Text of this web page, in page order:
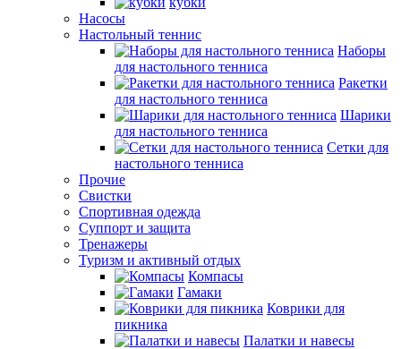
Насосы
Настольный теннис
Наборы
для настольного тенниса
Ракетки
для настольного тенниса
Шарики
для настольного тенниса
Сетки для
настольного тенниса
Прочие
Свистки
Спортивная одежда
Суппорт и защита
Тренажеры
Туризм и активный отдых
Компасы
Гамаки
Коврики для
пикника
Палатки и навесы